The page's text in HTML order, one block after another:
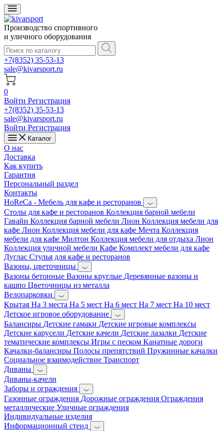
Производство спортивного
и уличного оборудования
+7(8352) 35-53-13
sale@kivarsport.ru
0
Войти Регистрация
+7(8352) 35-53-13
sale@kivarsport.ru
Войти Регистрация
Каталог
О нас
Доставка
Как купить
Гарантия
Персональный раздел
Контакты
HoReCa - Мебель для кафе и ресторанов
Cтолы для кафе и ресторанов Коллекция барной мебели
Гавайи Коллекция барной мебели Лион Коллекция мебели для
кафе Лион Коллекция мебели для кафе Мечта Коллекция
мебели для кафе Милтон Коллекция мебели для отдыха Лион
Коллекция уличной мебели Кафе Комплект мебели для кафе
Дуглас Стулья для кафе и ресторанов
Вазоны, цветочницы
Вазоны бетонные Вазоны круглые Деревянные вазоны и
кашпо Цветочницы из металла
Велопарковки
Крытая На 3 места На 5 мест На 6 мест На 7 мест На 10 мест
Детское игровое оборудование
Балансиры Детские гамаки Детские игровые комплексы
Детские карусели Детские качели Детские лазалки Детские
тематические комплексы Игры с песком Канатные дороги
Качалки-балансиры Полосы препятствий Пружинные качалки
Социальное взаимодействие Транспорт
Диваны
Диваны-качели
Заборы и ограждения
Газонные ограждения Дорожные ограждения Ограждения
металлические Уличные ограждения
Индивидуальные изделия
Информационный стенд